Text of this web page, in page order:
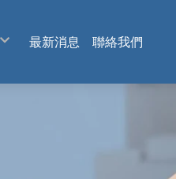
最新消息 聯絡我們